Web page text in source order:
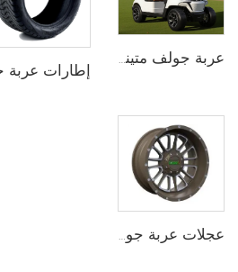
عجلات عربة جولف متعددة وبمواصفات فاخرة